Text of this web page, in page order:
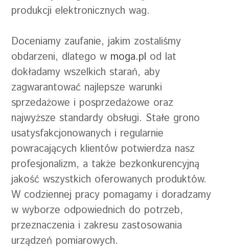
produkcji elektronicznych wag.
Doceniamy zaufanie, jakim zostaliśmy
obdarzeni, dlatego w moga.pl od lat
dokładamy wszelkich starań, aby
zagwarantować najlepsze warunki
sprzedażowe i posprzedażowe oraz
najwyższe standardy obsługi. Stałe grono
usatysfakcjonowanych i regularnie
powracających klientów potwierdza nasz
profesjonalizm, a także bezkonkurencyjną
jakość wszystkich oferowanych produktów.
W codziennej pracy pomagamy i doradzamy
w wyborze odpowiednich do potrzeb,
przeznaczenia i zakresu zastosowania
urządzeń pomiarowych.